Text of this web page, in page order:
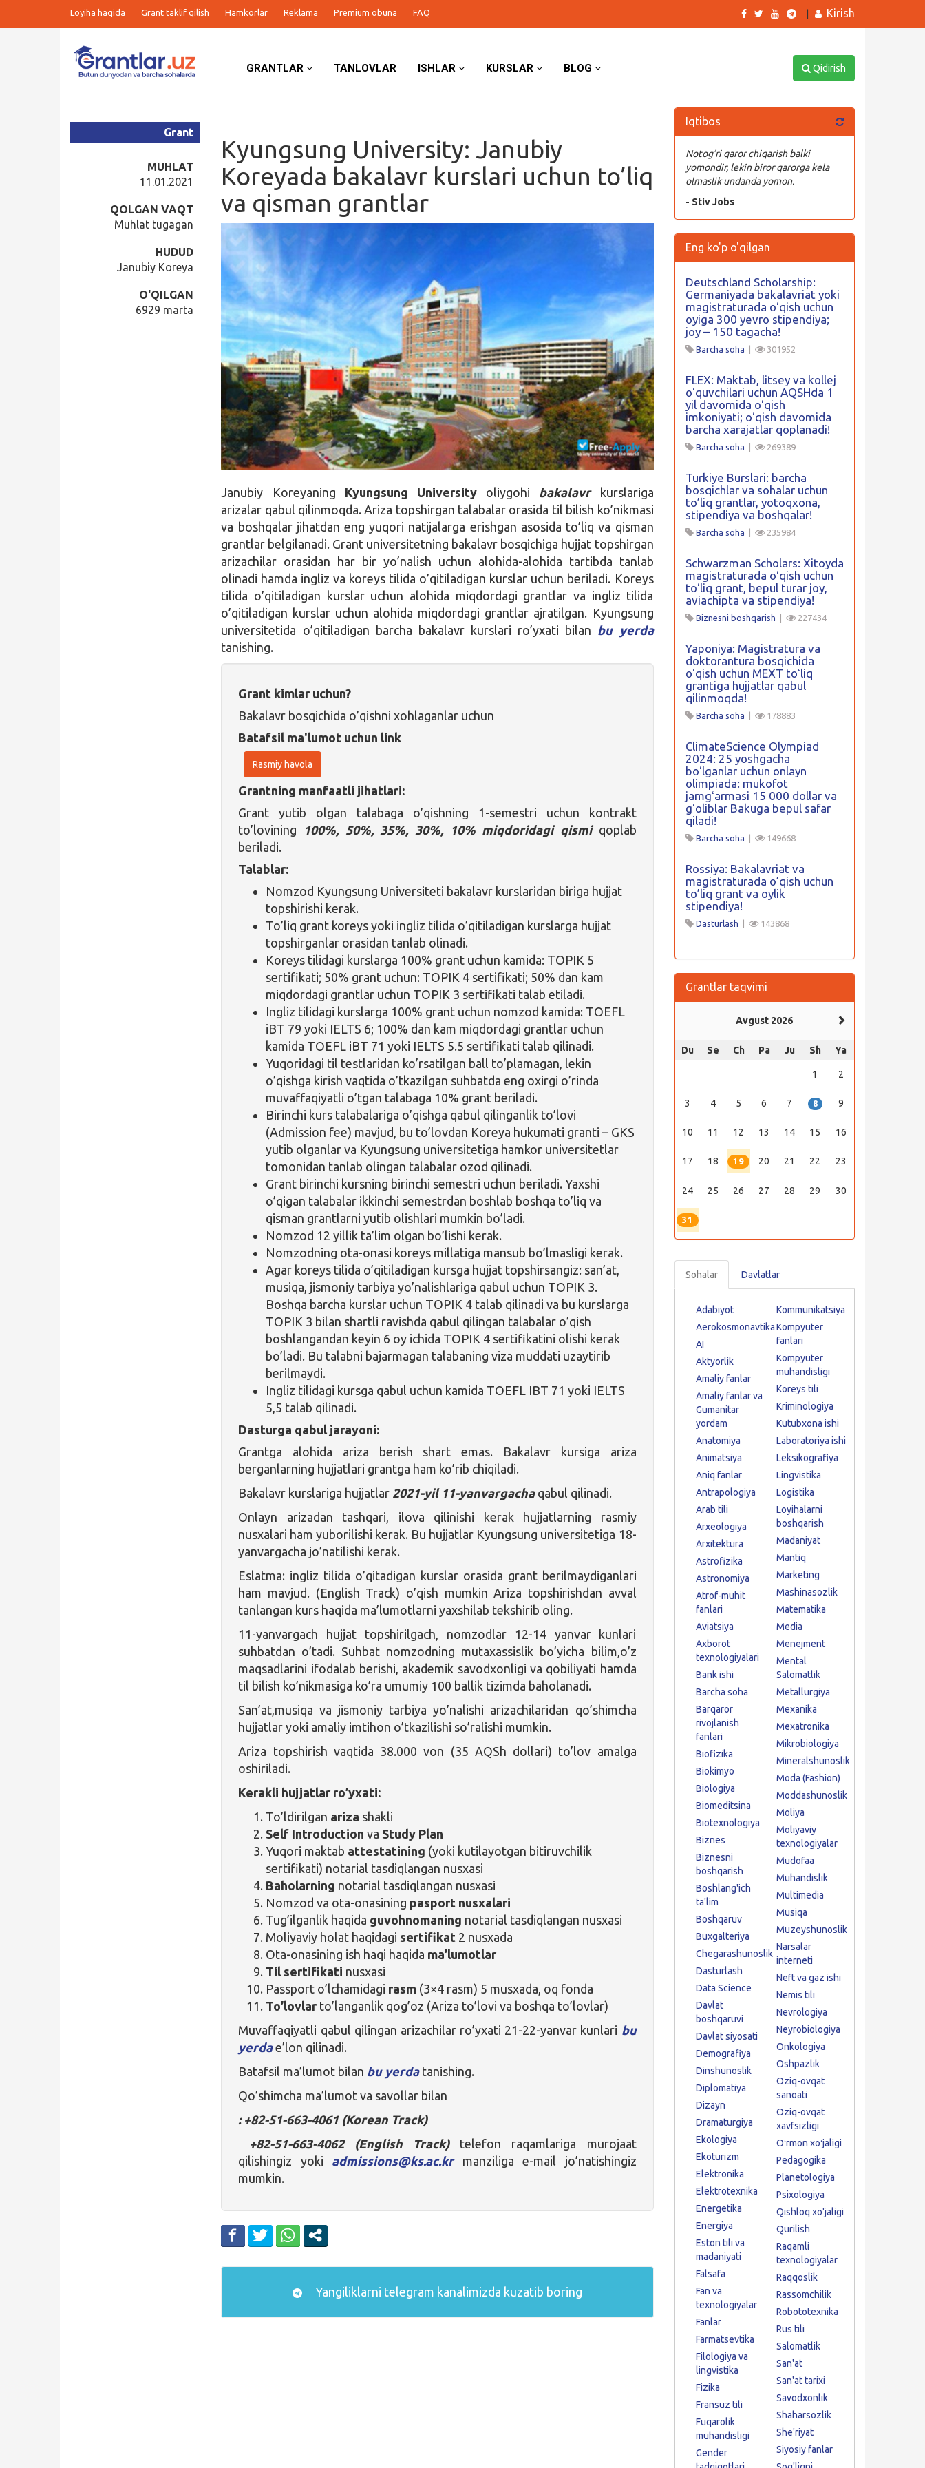
Loyiha haqida Grant taklif qilish Hamkorlar Reklama Premium obuna FAQ Kirish
GRANTLAR TANLOVLAR ISHLAR KURSLAR BLOG Qidirish
Kyungsung University: Janubiy
Koreyada bakalavr kurslari uchun to’liq
va qisman grantlar
Grant
MUHLAT
11.01.2021
QOLGAN VAQT
Muhlat tugagan
HUDUD
Janubiy Koreya
O'QILGAN
6929 marta
Janubiy Koreyaning Kyungsung Universityoliygohi bakalavrkurslariga
arizalar qabul qilinmoqda. Ariza topshirgan talabalar orasida til bilish ko’nikmasi
va boshqalar jihatdan eng yuqori natijalarga erishgan asosida to’liq va qisman
grantlar belgilanadi. Grant universitetning bakalavr bosqichiga hujjat topshirgan
arizachilar orasidan har bir yo’nalish uchun alohida-alohida tartibda tanlab
olinadi hamda ingliz va koreys tilida o’qitiladigan kurslar uchun beriladi. Koreys
tilida o’qitiladigan kurslar uchun alohida miqdordagi grantlar va ingliz tilida
o’qitiladigan kurslar uchun alohida miqdordagi grantlar ajratilgan. Kyungsung
universitetida o’qitiladigan barcha bakalavr kurslari ro’yxati bilan bu yerda
tanishing.
Grant kimlar uchun?
Bakalavr bosqichida o’qishni xohlaganlar uchun
Batafsil ma'lumot uchun link
Rasmiy havola
Grantning manfaatli jihatlari:
Grant yutib olgan talabaga o’qishning 1-semestri uchun kontrakt
to’lovining
100%, 50%, 35%, 30%, 10% miqdoridagi qismi qoplab
beriladi.
Talablar:
Nomzod Kyungsung Universiteti bakalavr kurslaridan biriga hujjat
topshirishi kerak.
To’liq grant koreys yoki ingliz tilida o’qitiladigan kurslarga hujjat
topshirganlar orasidan tanlab olinadi.
Koreys tilidagi kurslarga 100% grant uchun kamida: TOPIK 5
sertifikati; 50% grant uchun: TOPIK 4 sertifikati; 50% dan kam
miqdordagi grantlar uchun TOPIK 3 sertifikati talab etiladi.
Ingliz tilidagi kurslarga 100% grant uchun nomzod kamida: TOEFL
iBT 79 yoki IELTS 6; 100% dan kam miqdordagi grantlar uchun
kamida TOEFL iBT 71 yoki IELTS 5.5 sertifikati talab qilinadi.
Yuqoridagi til testlaridan ko’rsatilgan ball to’plamagan, lekin
o’qishga kirish vaqtida o’tkazilgan suhbatda eng oxirgi o’rinda
muvaffaqiyatli o’tgan talabaga 10% grant beriladi.
Birinchi kurs talabalariga o’qishga qabul qilinganlik to’lovi
(Admission fee) mavjud, bu to’lovdan Koreya hukumati granti – GKS
yutib olganlar va Kyungsung universitetiga hamkor universitetlar
tomonidan tanlab olingan talabalar ozod qilinadi.
Grant birinchi kursning birinchi semestri uchun beriladi. Yaxshi
o’qigan talabalar ikkinchi semestrdan boshlab boshqa to’liq va
qisman grantlarni yutib olishlari mumkin bo’ladi.
Nomzod 12 yillik ta’lim olgan bo’lishi kerak.
Nomzodning ota-onasi koreys millatiga mansub bo’lmasligi kerak.
Agar koreys tilida o’qitiladigan kursga hujjat topshirsangiz: san’at,
musiqa, jismoniy tarbiya yo’nalishlariga qabul uchun TOPIK 3.
Boshqa barcha kurslar uchun TOPIK 4 talab qilinadi va bu kurslarga
TOPIK 3 bilan shartli ravishda qabul qilingan talabalar o’qish
boshlangandan keyin 6 oy ichida TOPIK 4 sertifikatini olishi kerak
bo’ladi. Bu talabni bajarmagan talabaning viza muddati uzaytirib
berilmaydi.
Ingliz tilidagi kursga qabul uchun kamida TOEFL IBT 71 yoki IELTS
5,5 talab qilinadi.
Dasturga qabul jarayoni:
Grantga alohida ariza berish shart emas. Bakalavr kursiga ariza
berganlarning hujjatlari grantga ham ko’rib chiqiladi.
Bakalavr kurslariga hujjatlar 2021-yil 11-yanvargachaqabul qilinadi.
Onlayn arizadan tashqari, ilova qilinishi kerak hujjatlarning rasmiy
nusxalari ham yuborilishi kerak. Bu hujjatlar Kyungsung universitetiga 18-
yanvargacha jo’natilishi kerak.
Eslatma: ingliz tilida o’qitadigan kurslar orasida grant berilmaydiganlari
ham mavjud. (English Track) o’qish mumkin Ariza topshirishdan avval
tanlangan kurs haqida ma’lumotlarni yaxshilab tekshirib oling.
11-yanvargach hujjat topshirilgach, nomzodlar 12-14 yanvar kunlari
suhbatdan o’tadi. Suhbat nomzodning mutaxassislik bo’yicha bilim,o’z
maqsadlarini ifodalab berishi, akademik savodxonligi va qobiliyati hamda
til bilish ko’nikmasiga ko’ra umumiy 100 ballik tizimda baholanadi.
San’at,musiqa va jismoniy tarbiya yo’nalishi arizachilaridan qo’shimcha
hujjatlar yoki amaliy imtihon o’tkazilishi so’ralishi mumkin.
Ariza topshirish vaqtida 38.000 von (35 AQSh dollari) to’lov amalga
oshiriladi.
Kerakli hujjatlar ro’yxati:
To’ldirilgan ariza shakli
Self Introduction va Study Plan
Yuqori maktab attestatining (yoki kutilayotgan bitiruvchilik
sertifikati) notarial tasdiqlangan nusxasi
Baholarning notarial tasdiqlangan nusxasi
Nomzod va ota-onasining pasport nusxalari
Tug’ilganlik haqida guvohnomaning notarial tasdiqlangan nusxasi
Moliyaviy holat haqidagi sertifikat 2 nusxada
Ota-onasining ish haqi haqida ma’lumotlar
Til sertifikati nusxasi
Passport o’lchamidagi rasm (3×4 rasm) 5 musxada, oq fonda
To’lovlar to’langanlik qog’oz (Ariza to’lovi va boshqa to’lovlar)
Muvaffaqiyatli qabul qilingan arizachilar ro’yxati 21-22-yanvar kunlari bu
yerdae’lon qilinadi.
Batafsil ma’lumot bilan bu yerda tanishing.
Qo’shimcha ma’lumot va savollar bilan
: +82-51-663-4061 (Korean Track)
+82-51-663-4062 (English Track) telefon raqamlariga murojaat
qilishingiz yoki admissions@ks.ac.krmanziliga e-mail jo’natishingiz
mumkin.
Yangiliklarni telegram kanalimizda kuzatib boring
Iqtibos
Notog’ri qaror chiqarish balki
yomondir, lekin biror qarorga kela
olmaslik undanda yomon.
- Stiv Jobs
Eng ko'p o'qilgan
Deutschland Scholarship:
Germaniyada bakalavriat yoki
magistraturada oʻqish uchun
oyiga 300 yevro stipendiya;
joy – 150 tagacha!
Barcha soha 301952
FLEX: Maktab, litsey va kollej
oʻquvchilari uchun AQSHda 1
yil davomida oʻqish
imkoniyati; oʻqish davomida
barcha xarajatlar qoplanadi!
Barcha soha 269389
Turkiye Burslari: barcha
bosqichlar va sohalar uchun
to’liq grantlar, yotoqxona,
stipendiya va boshqalar!
Barcha soha 235984
Schwarzman Scholars: Xitoyda
magistraturada oʻqish uchun
toʻliq grant, bepul turar joy,
aviachipta va stipendiya!
Biznesni boshqarish 227434
Yaponiya: Magistratura va
doktorantura bosqichida
oʻqish uchun MEXT toʻliq
grantiga hujjatlar qabul
qilinmoqda!
Barcha soha 178883
ClimateScience Olympiad
2024: 25 yoshgacha
boʻlganlar uchun onlayn
olimpiada: mukofot
jamgʻarmasi 15 000 dollar va
gʻoliblar Bakuga bepul safar
qiladi!
Barcha soha 149668
Rossiya: Bakalavriat va
magistraturada o’qish uchun
to’liq grant va oylik
stipendiya!
Dasturlash 143868
Grantlar taqvimi
Avgust 2026
Du Se Ch Pa Ju Sh Ya
1 2
3 4 5 6 7 8 9
10 11 12 13 14 15 16
17 18 19 20 21 22 23
24 25 26 27 28 29 30
31
Sohalar Davlatlar
Adabiyot
Aerokosmonavtika
AI
Aktyorlik
Amaliy fanlar
Amaliy fanlar va
Gumanitar
yordam
Anatomiya
Animatsiya
Aniq fanlar
Antrapologiya
Arab tili
Arxeologiya
Arxitektura
Astrofizika
Astronomiya
Atrof-muhit
fanlari
Aviatsiya
Axborot
texnologiyalari
Bank ishi
Barcha soha
Barqaror
rivojlanish
fanlari
Biofizika
Biokimyo
Biologiya
Biomeditsina
Biotexnologiya
Biznes
Biznesni
boshqarish
Boshlang'ich
ta'lim
Boshqaruv
Buxgalteriya
Chegarashunoslik
Dasturlash
Data Science
Davlat
boshqaruvi
Davlat siyosati
Demografiya
Dinshunoslik
Diplomatiya
Dizayn
Dramaturgiya
Ekologiya
Ekoturizm
Elektronika
Elektrotexnika
Energetika
Energiya
Eston tili va
madaniyati
Falsafa
Fan va
texnologiyalar
Fanlar
Farmatsevtika
Filologiya va
lingvistika
Fizika
Fransuz tili
Fuqarolik
muhandisligi
Gender
Kommunikatsiya
Kompyuter
fanlari
Kompyuter
muhandisligi
Koreys tili
Kriminologiya
Kutubxona ishi
Laboratoriya ishi
Leksikografiya
Lingvistika
Logistika
Loyihalarni
boshqarish
Madaniyat
Mantiq
Marketing
Mashinasozlik
Matematika
Media
Menejment
Mental
Salomatlik
Metallurgiya
Mexanika
Mexatronika
Mikrobiologiya
Mineralshunoslik
Moda (Fashion)
Moddashunoslik
Moliya
Moliyaviy
texnologiyalar
Mudofaa
Muhandislik
Multimedia
Musiqa
Muzeyshunoslik
Narsalar
interneti
Neft va gaz ishi
Nemis tili
Nevrologiya
Neyrobiologiya
Onkologiya
Oshpazlik
Oziq-ovqat
sanoati
Oziq-ovqat
xavfsizligi
Oʻrmon xoʻjaligi
Pedagogika
Planetologiya
Psixologiya
Qishloq xo'jaligi
Qurilish
Raqamli
texnologiyalar
Raqqoslik
Rassomchilik
Robototexnika
Rus tili
Salomatlik
San'at
San'at tarixi
Savodxonlik
Shaharsozlik
She'riyat
Siyosiy fanlar